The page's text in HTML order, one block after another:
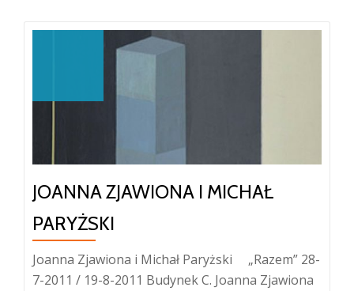
JOANNA ZJAWIONA I MICHAŁ
PARYŻSKI
Joanna Zjawiona i Michał Paryżski „Razem” 28-
7-2011 / 19-8-2011 Budynek C. Joanna Zjawiona